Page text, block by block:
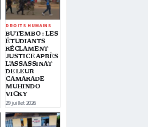
DROITS HUMAINS
BUTEMBO : LES
ÉTUDIANTS
RÉCLAMENT
JUSTICE APRÈS
L’ASSASSINAT
DE LEUR
CAMARADE
MUHINDO
VICKY
29 juillet 2026